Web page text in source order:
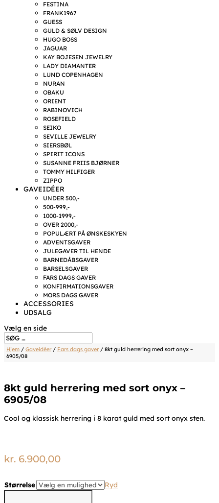
FESTINA
FRANK1967
GUESS
GULD & SØLV DESIGN
HUGO BOSS
JAGUAR
KAY BOJESEN JEWELRY
LADY DIAMANTER
LUND COPENHAGEN
NURAN
OBAKU
ORIENT
RABINOVICH
ROSEFIELD
SEIKO
SEVILLE JEWELRY
SIERSBØL
SPIRIT ICONS
SUSANNE FRIIS BJØRNER
TOMMY HILFIGER
ZIPPO
GAVEIDÉER
UNDER 500,-
500-999,-
1000-1999,-
OVER 2000,-
POPULÆRT PÅ ØNSKESKYEN
ADVENTSGAVER
JULEGAVER TIL HENDE
BARNEDÅBSGAVER
BARSELSGAVER
FARS DAGS GAVER
KONFIRMATIONSGAVER
MORS DAGS GAVER
ACCESSORIES
UDSALG
Vælg en side
Hjem / Gaveidéer/ Fars dags gaver/ 8kt guld herrering med sort onyx –
6905/08
8kt guld herrering med sort onyx –
6905/08
Cool og klassisk herrering i 8 karat guld med sort onyx sten.
kr. 6.900,00
Størrelse
Ryd